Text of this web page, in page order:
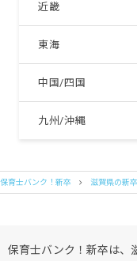
近畿
東海
中国/四国
九州/沖縄
保育士バンク！新卒 滋賀県の新
保育士バンク！新卒は、